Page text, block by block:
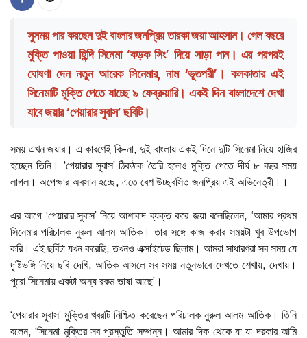
সুসময় পার করছেন দুই বাংলার জনপ্রিয় তারকা জয়া আহসান। গেল বছরে
মুক্তি পাওয়া হিন্দি সিনেমা ‘কড়ক সিং’ দিয়ে সাড়া পান। এর পরপরই
ঘোষণা দেন নতুন আরেক সিনেমার, নাম ‘ভূতপরী’। কলকাতার এই
সিনেমাটি মুক্তি পেতে যাচ্ছে ৯ ফেব্রুয়ারি। একই দিন বাংলাদেশে দেখা
যাবে জয়ার ‘পেয়ারার সুবাস’ ছবিটি।
সময় এখন জয়ার। এ কারণেই কি-না, দুই বাংলায় একই দিনে দুটি সিনেমা নিয়ে হাজির
হচ্ছেন তিনি। ‘পেয়ারার সুবাস’ ঠিকঠাক তৈরি হলেও মুক্তি পেতে দীর্ঘ ৮ বছর সময়
লাগল। অপেক্ষার অবসান হচ্ছে, এতে বেশ উচ্ছ্বসিত জনপ্রিয় এই অভিনেত্রী।।
এর আগে ‘পেয়ারার সুবাস’ নিয়ে আশাবাদ ব্যক্ত করে জয়া বলেছিলেন, ‘আমার প্রথম
সিনেমার পরিচালক নুরুল আলম আতিক। তার সঙ্গে কাজ করার সময়টা খুব উপভোগ
করি। এই ছবিটা যখন করেছি, তখনও এক্সাইটেড ছিলাম। আমরা সাধারণরা সব সময় যে
দৃষ্টিভঙ্গি নিয়ে ছবি দেখি, আতিক আসলে সব সময় নতুনভাবে দেখতে শেখায়, দেখায়।
পুরো সিনেমায় একটা অন্য রকম ভাষা আছে’।
‘পেয়ারার সুবাস’ মুক্তির খবরটি নিশ্চিত করেছেন পরিচালক নুরুল আলম আতিক। তিনি
বলেন, ‘সিনেমা মুক্তির সব প্রস্তুতি সম্পন্ন। আমার দিক থেকে যা যা দরকার আমি